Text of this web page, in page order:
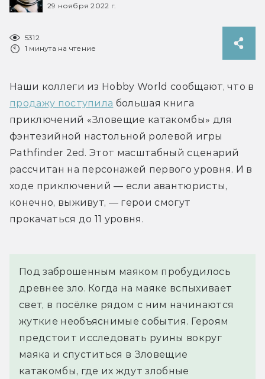
29 ноября 2022 г.
5312
1 минута на чтение
продажу поступила большая книга
приключений «Зловещие катакомбы» для
фэнтезийной настольной ролевой игры
Pathfinder 2ed. Этот масштабный сценарий
рассчитан на персонажей первого уровня. И в
ходе приключений — если авантюристы,
конечно, выживут, — герои смогут
прокачаться до 11 уровня.
Под заброшенным маяком пробудилось
древнее зло. Когда на маяке вспыхивает
свет, в посёлке рядом с ним начинаются
жуткие необъяснимые события. Героям
предстоит исследовать руины вокруг
маяка и спуститься в Зловещие
катакомбы, где их ждут злобные